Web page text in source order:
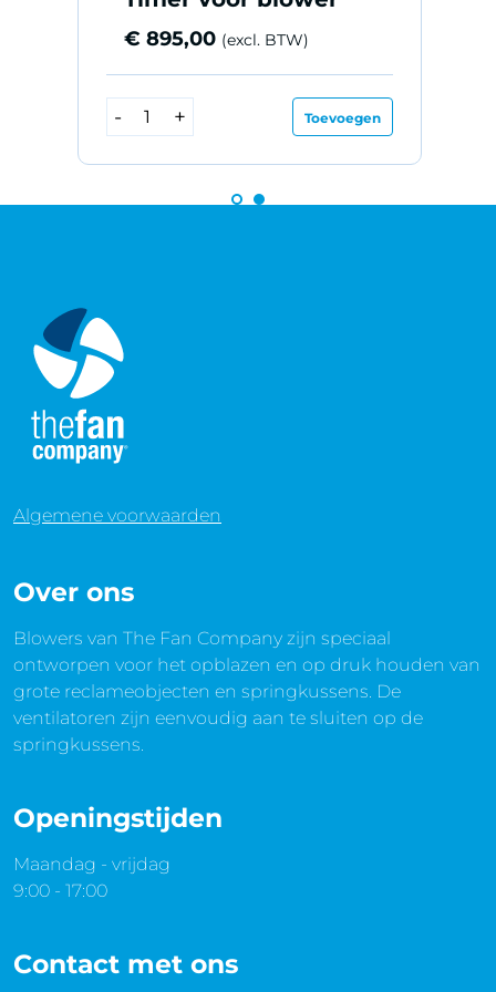
€ 895,00 (excl. BTW)
Timer
voor
blower
- + Toevoegen
Algemene voorwaarden
Over ons
Blowers van The Fan Company zijn speciaal
ontworpen voor het opblazen en op druk houden van
grote reclameobjecten en springkussens. De
ventilatoren zijn eenvoudig aan te sluiten op de
springkussens.
Openingstijden
Maandag - vrijdag
9:00 - 17:00
Contact met ons